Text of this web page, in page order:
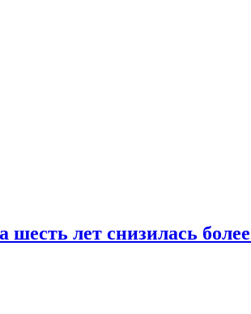
лет снизилась